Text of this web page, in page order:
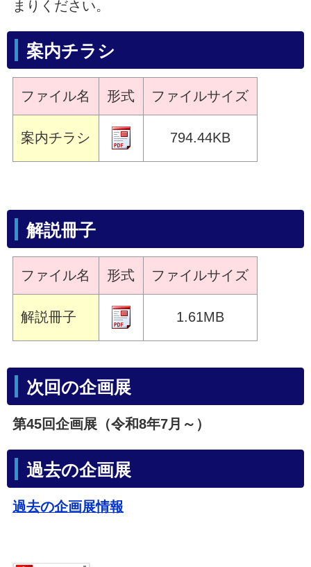
まりください。
案内チラシ
ファイル名 形式 ファイルサイズ
案内チラシ 794.44KB
解説冊子
ファイル名 形式 ファイルサイズ
解説冊子 1.61MB
次回の企画展
第45回企画展（令和8年7月～）
過去の企画展
過去の企画展情報